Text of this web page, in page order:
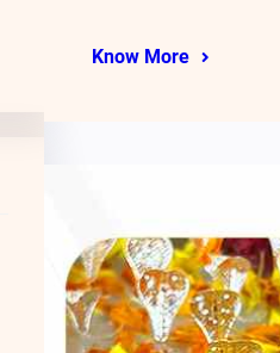
Know More